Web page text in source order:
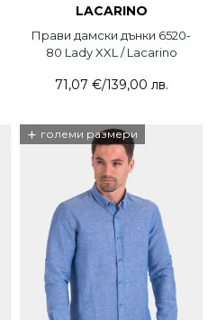
LACARINO
Прави дамски дънки 6520-
80 Lady XXL / Lacarino
71,07 €/139,00 лв.
+ големи размери